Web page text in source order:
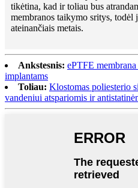
tikėtina, kad ir toliau bus
membranos taikymo sritys, todėl
ateinančiais metais.
Ankstesnis: ePTFE
implantams
Toliau: Klostomas poliesterio
vandeniui atspariomis ir